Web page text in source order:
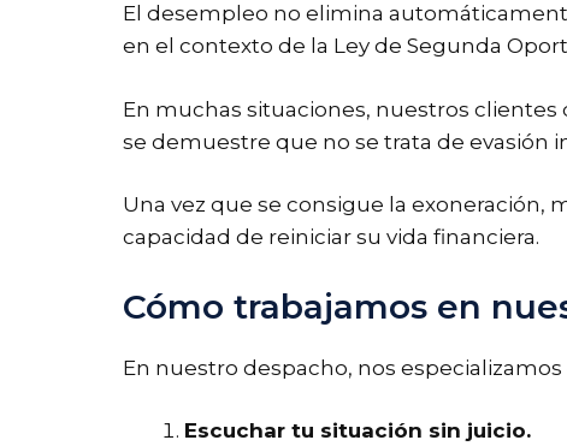
El desempleo no elimina
en el contexto de la Ley de Segunda
En muchas situaciones, nuestros
se demuestre que no se trata de evasión
Una vez que se consigue la exoneración,
capacidad de reiniciar su vida financiera.
Cómo trabajamos en
En nuestro despacho, nos
Escuchar tu situación sin juicio.